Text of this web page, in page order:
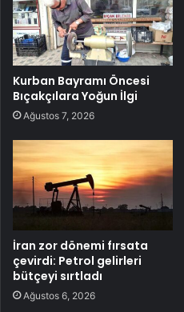
Kurban Bayramı Öncesi
Bıçakçılara Yoğun İlgi
Ağustos 7, 2026
İran zor dönemi fırsata
çevirdi: Petrol gelirleri
bütçeyi sırtladı
Ağustos 6, 2026